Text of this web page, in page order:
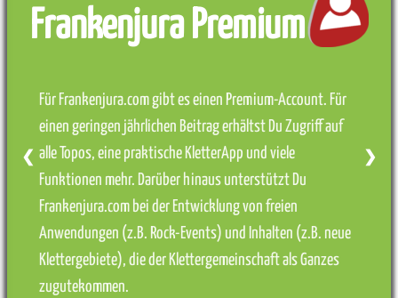
Frankenjura Premium
Für Frankenjura.com gibt es einen Premium-Account. Für
einen geringen jährlichen Beitrag erhältst Du Zugriff auf
alle Topos, eine praktische KletterApp und viele
Funktionen mehr. Darüber hinaus unterstützt Du
Frankenjura.com bei der Entwicklung von freien
Anwendungen (z.B. Rock-Events) und Inhalten (z.B. neue
Klettergebiete), die der Klettergemeinschaft als Ganzes
zugutekommen.
❮ ❯